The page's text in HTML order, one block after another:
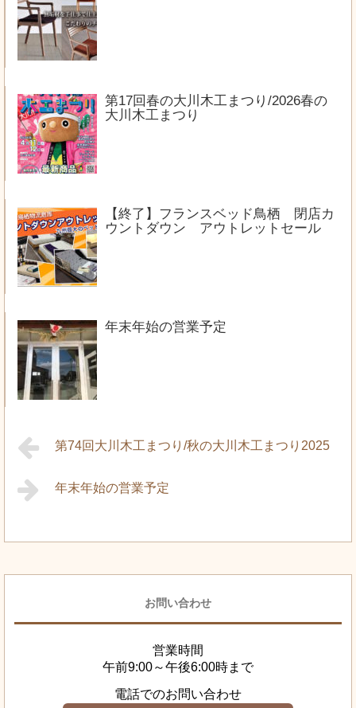
第17回春の大川木工まつり/2026春の
大川木工まつり
【終了】フランスベッド鳥栖 閉店カ
ウントダウン アウトレットセール
年末年始の営業予定
第74回大川木工まつり/秋の大川木工まつり2025
年末年始の営業予定
お問い合わせ
営業時間
午前9:00～午後6:00時まで
電話でのお問い合わせ